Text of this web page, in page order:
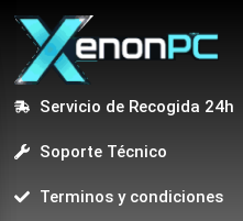
Servicio de Recogida 24h
Soporte Técnico
Terminos y condiciones